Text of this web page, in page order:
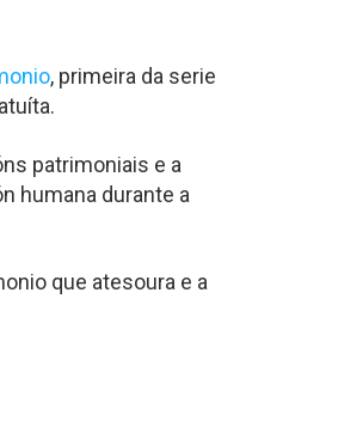
, primeira da serie
patrimoniais e a
humana durante a
que atesoura e a